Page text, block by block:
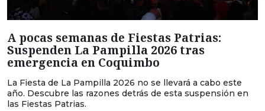
A pocas semanas de Fiestas Patrias:
Suspenden La Pampilla 2026 tras
emergencia en Coquimbo
La Fiesta de La Pampilla 2026 no se llevará a cabo este
año. Descubre las razones detrás de esta suspensión en
las Fiestas Patrias.